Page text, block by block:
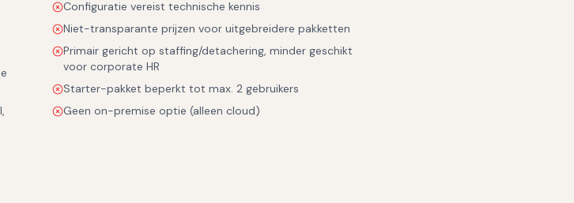
Configuratie vereist technische kennis
Niet-transparante prijzen voor uitgebreidere pakketten
Primair gericht op staffing/detachering, minder geschikt
voor corporate HR
Starter-pakket beperkt tot max. 2 gebruikers
Geen on-premise optie (alleen cloud)